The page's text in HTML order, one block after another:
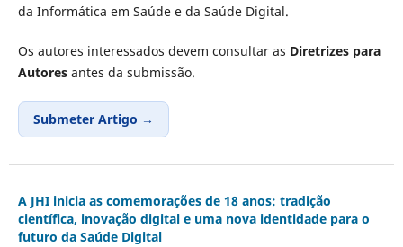
da Informática em Saúde e da Saúde Digital.
Os autores interessados devem consultar as Diretrizes para
Autoresantes da submissão.
Submeter Artigo →
A JHI inicia as comemorações de 18 anos: tradição
científica, inovação digital e uma nova identidade para o
futuro da Saúde Digital